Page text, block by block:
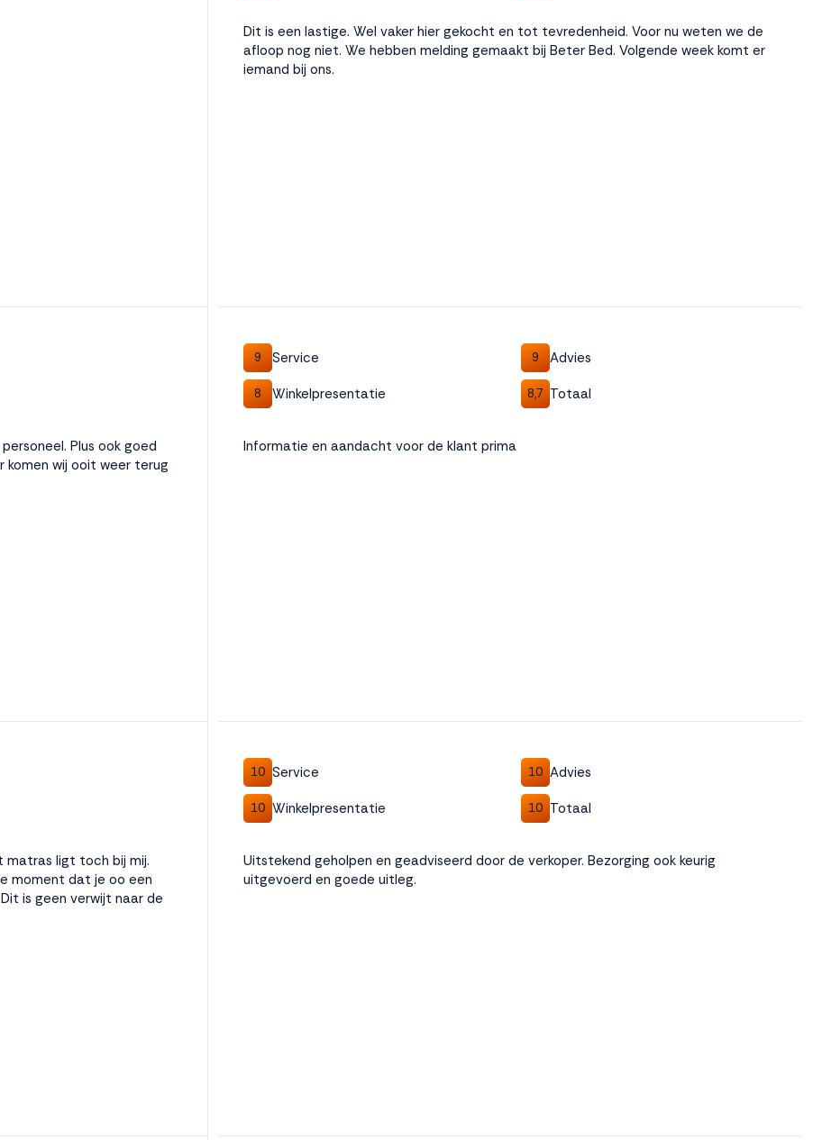
Dit is een lastige. Wel vaker hier gekocht en tot tevredenheid. Voor nu weten we de
afloop nog niet. We hebben melding gemaakt bij Beter Bed. Volgende week komt er
iemand bij ons.
Plus ook goed
komen wij ooit weer terug
9 Service 9 Advies
8 Winkelpresentatie 8,7 Totaal
Informatie en aandacht voor de klant prima
matras ligt toch bij mij.
moment dat je oo een
is geen verwijt naar de
10 Service 10 Advies
10 Winkelpresentatie 10 Totaal
Uitstekend geholpen en geadviseerd door de verkoper. Bezorging ook keurig
uitgevoerd en goede uitleg.